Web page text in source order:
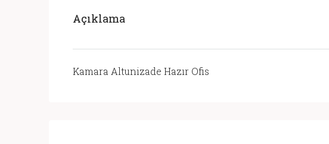
Açıklama
Kamara Altunizade Hazır Ofis